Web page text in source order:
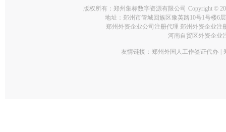
版权所有：郑州集标数字资源有限公司 Copyright ©
地址：郑州市管城回族区豫英路10号1号楼6
郑州外资企业公司注册代理 郑州外资企业
河南自贸区外资企业
友情链接： 郑州外国人工作签证代办 |